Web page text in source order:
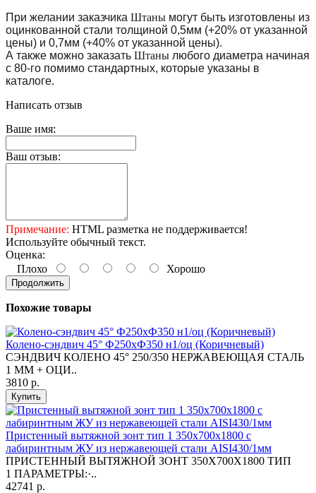
При желании заказчика Штаны могут быть изготовлены из
оцинкованной стали толщиной 0,5мм (+20% от указанной
цены) и 0,7мм (+40% от указанной цены).
А также можно заказать Штаны любого диаметра начиная
с 80-го помимо стандартных, которые указаны в
каталоге.
Написать отзыв
Ваше имя:
Ваш отзыв:
Примечание: HTML разметка не поддерживается!
Используйте обычный текст.
Оценка:
Плохо
Хорошо
Продолжить
Похожие товары
Колено-сэндвич 45° Ф250хФ350 н1/оц (Коричневый)
СЭНДВИЧ КОЛЕНО 45° 250/350 НЕРЖАВЕЮЩАЯ СТАЛЬ
1 ММ + ОЦИ..
3810 р.
Купить
Пристенный вытяжной зонт тип 1 350х700х1800 с
лабиринтным ЖУ из нержавеющей стали AISI430/1мм
ПРИСТЕННЫЙ ВЫТЯЖНОЙ ЗОНТ 350X700X1800 ТИП
1 ПАРАМЕТРЫ:·..
42741 р.